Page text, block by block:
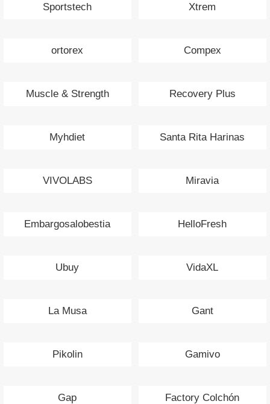
Sportstech Xtrem
ortorex Compex
Muscle & Strength Recovery Plus
Myhdiet Santa Rita Harinas
VIVOLABS Miravia
Embargosalobestia HelloFresh
Ubuy VidaXL
La Musa Gant
Pikolin Gamivo
Gap Factory Colchón